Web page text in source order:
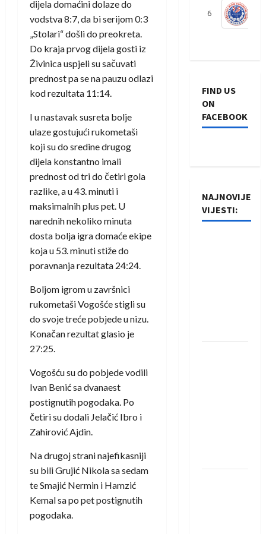
dijela domaćini dolaze do
vodstva 8:7, da bi serijom 0:3
„Stolari“ došli do preokreta.
Do kraja prvog dijela gosti iz
Živinica uspjeli su sačuvati
prednost pa se na pauzu odlazi
kod rezultata 11:14.
I u nastavak susreta bolje
ulaze gostujući rukometaši
koji su do sredine drugog
dijela konstantno imali
prednost od tri do četiri gola
razlike, a u 43. minuti i
maksimalnih plus pet. U
narednih nekoliko minuta
dosta bolja igra domaće ekipe
koja u 53. minuti stiže do
poravnanja rezultata 24:24.
Boljom igrom u završnici
rukometaši Vogošće stigli su
do svoje treće pobjede u nizu.
Konačan rezultat glasio je
27:25.
Vogošću su do pobjede vodili
Ivan Benić sa dvanaest
postignutih pogodaka. Po
četiri su dodali Jelačić Ibro i
Zahirović Ajdin.
Na drugoj strani najefikasniji
su bili Grujić Nikola sa sedam
te Smajić Nermin i Hamzić
Kemal sa po pet postignutih
pogodaka.
6
FIND US
ON
FACEBOOK
NAJNOVIJE
VIJESTI: